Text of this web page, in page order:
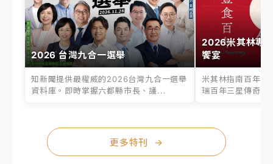
2026 台灣九合一選舉
知新聞提供最權威的2026台灣九合一選舉
資料庫。即時掌握六都縣市長、議...
2026米其林專
饗宴
米其林指南百年之
瑞百年三星傳奇、
更多特刊 →